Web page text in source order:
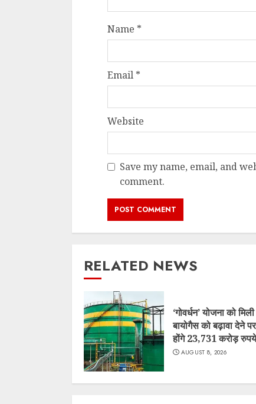
Name *
Email *
Website
Save my name, email, and
comment.
RELATED NEWS
‘गोवर्धन’ योजना को
बायोगैस को बढ़ावा देने
होंगे 23,731 करोड़ रुपये
AUGUST 8, 2026